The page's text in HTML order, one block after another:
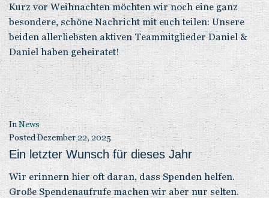
Kurz vor Weihnachten möchten wir noch eine ganz
besondere, schöne Nachricht mit euch teilen: Unsere
beiden allerliebsten aktiven Teammitglieder Daniel &
Daniel haben geheiratet!
InNews
PostedDezember 22, 2025
Ein letzter Wunsch für dieses Jahr
Wir erinnern hier oft daran, dass Spenden helfen.
Große Spendenaufrufe machen wir aber nur selten.